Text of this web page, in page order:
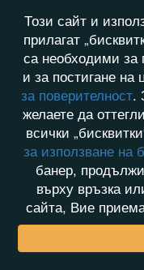
Този сайт и
прилагат
са необходими за
и за постигане на
за поверителност.
желаете да
всички
за използване на
банер,
върху връзка
сайта, Вие